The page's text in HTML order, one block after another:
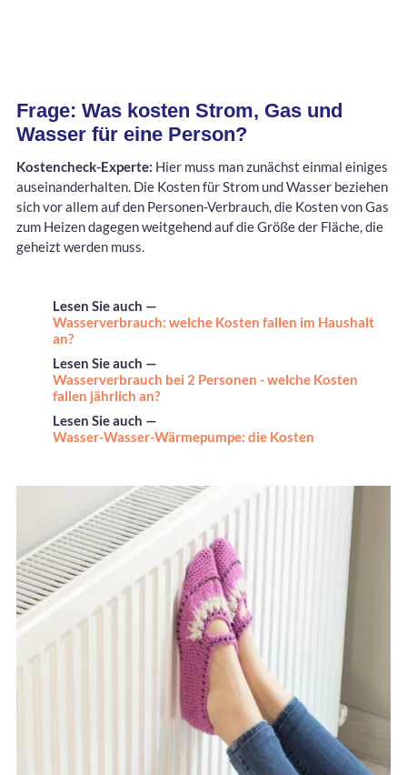
Frage: Was kosten Strom, Gas und
Wasser für eine Person?
Kostencheck-Experte: Hier muss man zunächst einmal einiges
auseinanderhalten. Die Kosten für Strom und Wasser beziehen
sich vor allem auf den Personen-Verbrauch, die Kosten von Gas
zum Heizen dagegen weitgehend auf die Größe der Fläche, die
geheizt werden muss.
Lesen Sie auch —
Wasserverbrauch: welche Kosten fallen im Haushalt
an?
Lesen Sie auch —
Wasserverbrauch bei 2 Personen - welche Kosten
fallen jährlich an?
Lesen Sie auch —
Wasser-Wasser-Wärmepumpe: die Kosten